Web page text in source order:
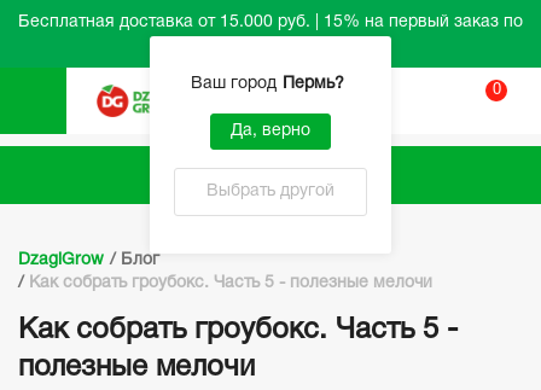
Бесплатная доставка от 15.000 руб. | 15% на первый заказ по
Ваш город Пермь?
Да, верно
Выбрать другой
0
DzagiGrow / Блог
/ Как собрать гроубокс. Часть 5 - полезные мелочи
Как собрать гроубокс. Часть 5 -
полезные мелочи